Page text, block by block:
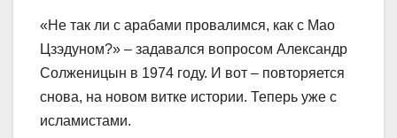
«Не так ли с арабами провалимся, как с Мао
Цзэдуном?» – задавался вопросом Александр
Солженицын в 1974 году. И вот – повторяется
снова, на новом витке истории. Теперь уже с
исламистами.